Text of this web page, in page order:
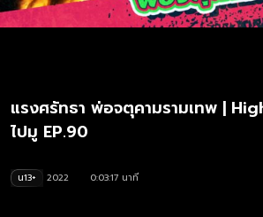
แรงศรัทธา พ่อจตุคามรามเทพ |
ไปมู EP.90
น13+ 2022
0:03:17 นาที